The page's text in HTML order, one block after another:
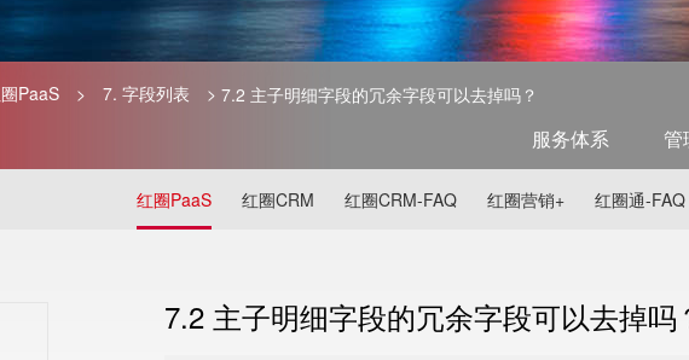
PaaS > 7. 字段列表 > 7.2 主子明细字段的冗余字段可以去掉吗？
服务体系 管
红圈PaaS 红圈CRM 红圈CRM-FAQ 红圈营销+ 红圈通-FAQ
7.2 主子明细字段的冗余字段可以去掉吗